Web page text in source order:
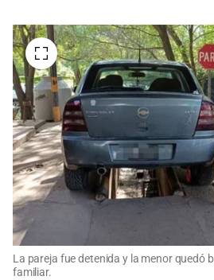
La pareja fue detenida y la menor quedó
familiar.